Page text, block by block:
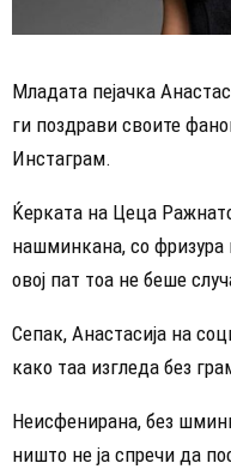
Младата пејачка
ги поздрави своите
Инстаграм.
Ќерката на Цеца
нашминкана, со фризура
овој пат тоа не беше
Сепак, Анастасија на
како таа изгледа без
Неисфенирана, без
ништо не ја спречи да